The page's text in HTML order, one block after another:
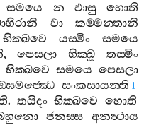
සමයෙ න ඵාසු
හොති
වා
කම‍්මන‍්තානි
භික‍්ඛවෙ යස‍්මිං
සමයෙ
,පෙසලා භික‍්ඛූ
තස‍්මිං
භික‍්ඛවෙ සමයෙ පෙසලා
සංකසායන‍්ති 1
.තයිදං භික‍්ඛවෙ හොති
ජනස‍්ස
අනත්‍ථාය